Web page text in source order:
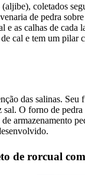
(aljibe), coletados
de pedra
as calhas de cada
cal e tem um pilar
das salinas. Seu
O forno de
armazenamento
de rorcual